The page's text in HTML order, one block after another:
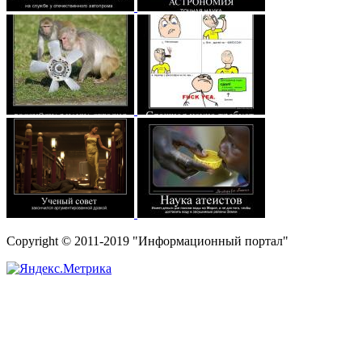
Copyright © 2011-2019 "Информационный портал"